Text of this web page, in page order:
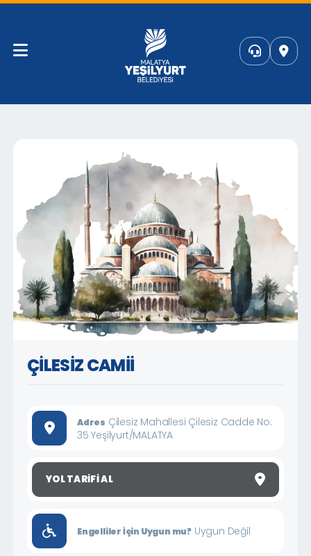
ÇİLESİZ CAMİİ
Adres Çilesiz Mahallesi Çilesiz Cadde No:
35 Yeşilyurt/MALATYA
YOL TARIFI AL
Engelliler İçin Uygun mu? Uygun Değil